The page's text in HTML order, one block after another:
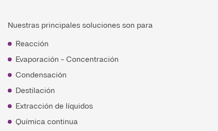
Nuestras principales soluciones son para
Reacción
Evaporación - Concentración
Condensación
Destilación
Extracción de líquidos
Química continua